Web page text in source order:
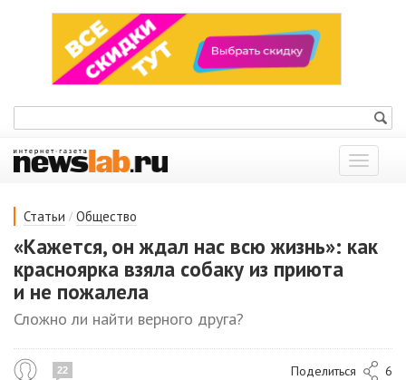
Показать
меню
Статьи / Общество
«Кажется, он ждал нас всю жизнь»: как
красноярка взяла собаку из приюта
и не пожалела
Сложно ли найти верного друга?
22 Поделиться 6